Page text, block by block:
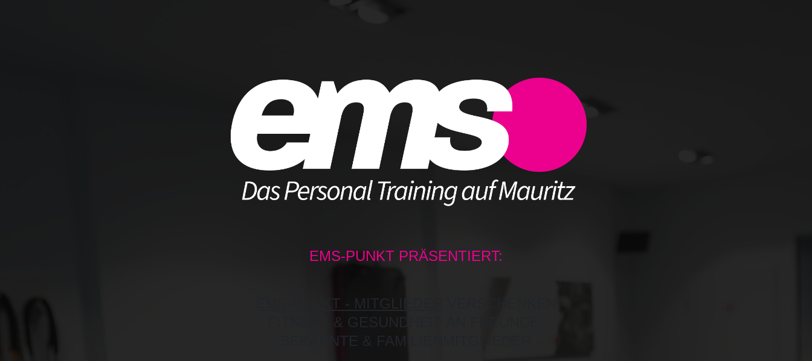
EMS-PUNKT PRÄSENTIERT:
EMS-PUNKT - MITGLIEDER
FITNESS & GESUNDHEIT AN FREUNDE,
BEKANNTE & FAMILIENMITGLIEDER